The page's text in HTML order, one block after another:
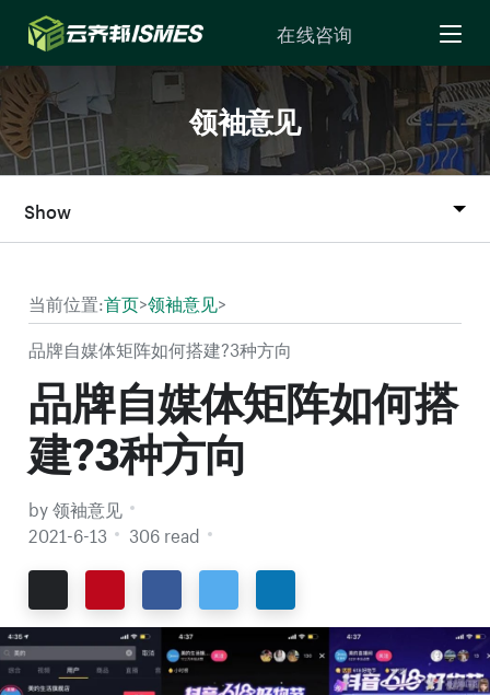
Skip to Content
在线咨询
领袖意见
Show
当前位置:首页>领袖意见>
品牌自媒体矩阵如何搭建?3种方向
品牌自媒体矩阵如何搭
建?3种方向
by 领袖意见
2021-6-13
306 read